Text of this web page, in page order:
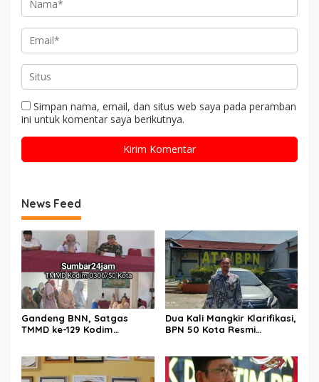
Simpan nama, email, dan situs web saya pada peramban
ini untuk komentar saya berikutnya.
News Feed
Gandeng BNN, Satgas
TMMD ke-129 Kodim
Narkoba
Dua Kali Mangkir Klarifikasi,
BPN 50 Kota Resmi
Inisial JP yang Disanggah
Hendryola Asmira